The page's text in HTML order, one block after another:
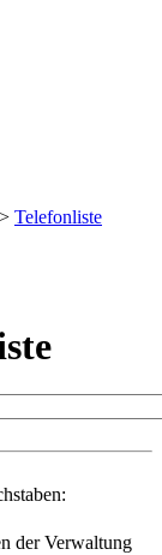
> Telefonliste
der Verwaltung